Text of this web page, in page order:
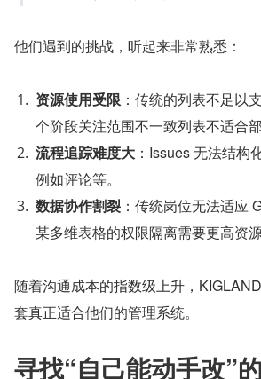
他们遇到的挑战，听起来非常熟悉：
资源使用受限 ：传统的列表不足以
个阶段关注范围不一致列表不适合部
流程追踪难度大 ：Issues 无法结构
例如评论等。
数据协作割裂 ：传统岗位无法适应
某多维表格的权限隔离需要更高资源
随着沟通成本的指数级上升，
套真正适合他们的管理系统。
寻找“自己能动手改”